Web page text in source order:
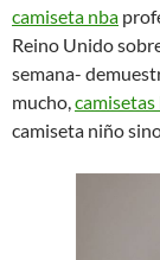
camiseta nba
Reino Unido
semana-
mucho,
camiseta niño